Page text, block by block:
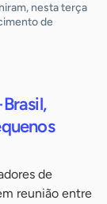
nesta terça
de
de
reunião entre